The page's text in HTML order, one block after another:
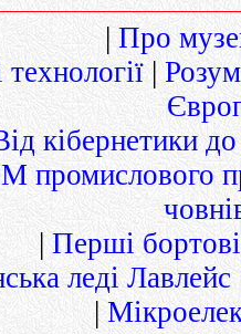
| Про
|
кібернетики
промислового
| Перші
леді Лавлейс
|